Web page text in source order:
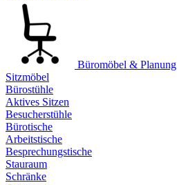
Büromöbel & Planung
Sitzmöbel
Bürostühle
Aktives Sitzen
Besucherstühle
Bürotische
Arbeitstische
Besprechungstische
Stauraum
Schränke